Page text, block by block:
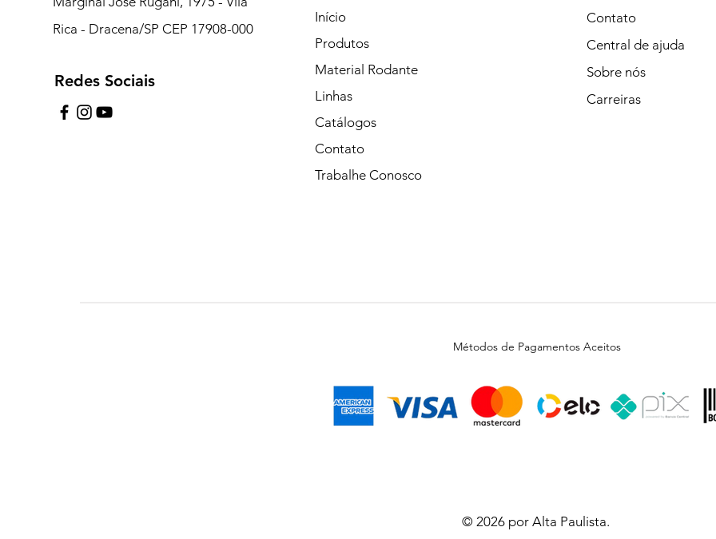
de Plantão)
Rica - Dracena/SP CEP 17908-000
Redes Sociais
Início
Produtos
Material Rodante
Linhas
Catálogos
Contato
Trabalhe Conosco
Contato
Central de ajuda
Sobre nós
Carreiras
Métodos de Pagamentos Aceitos
© 2026 por Alta Paulista.